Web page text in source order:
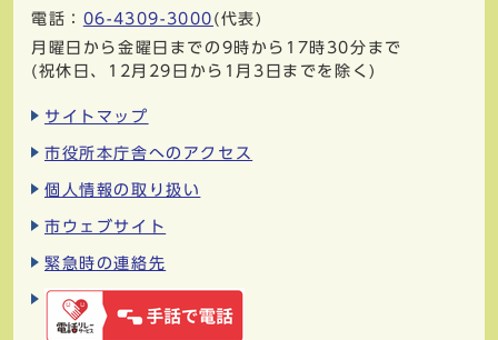
電話： 06-4309-3000 (代表)
月曜日から金曜日までの9時から17時30分まで
(祝休日、12月29日から1月3日までを除く)
サイトマップ
市役所本庁舎へのアクセス
個人情報の取り扱い
市ウェブサイト
緊急時の連絡先